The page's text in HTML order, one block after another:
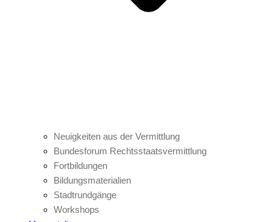
Neuigkeiten aus der Vermittlung
Bundesforum Rechtsstaatsvermittlung
Fortbildungen
Bildungsmaterialien
Stadtrundgänge
Workshops